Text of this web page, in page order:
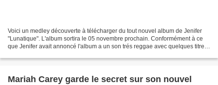
Voici un medley découverte à télécharger du tout nouvel album de Jenifer
"Lunatique". L'album sortira le 05 novembre prochain. Conformément à ce
que Jenifer avait annoncé l'album a un son trés reggae avec quelques titres
Mariah Carey garde le secret sur son nouvel